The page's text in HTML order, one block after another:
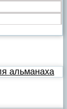
альманаха